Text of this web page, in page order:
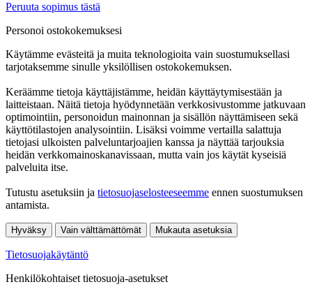
Peruuta sopimus tästä
Personoi ostokokemuksesi
Käytämme evästeitä ja muita teknologioita vain suostumuksellasi
tarjotaksemme sinulle yksilöllisen ostokokemuksen.
Keräämme tietoja käyttäjistämme, heidän käyttäytymisestään ja
laitteistaan. Näitä tietoja hyödynnetään verkkosivustomme jatkuvaan
optimointiin, personoidun mainonnan ja sisällön näyttämiseen sekä
käyttötilastojen analysointiin. Lisäksi voimme vertailla salattuja
tietojasi ulkoisten palveluntarjoajien kanssa ja näyttää tarjouksia
heidän verkkomainoskanavissaan, mutta vain jos käytät kyseisiä
palveluita itse.
Tutustu asetuksiin ja tietosuojaselosteeseemme ennen suostumuksen
antamista.
Hyväksy Vain välttämättömät Mukauta asetuksia
Tietosuojakäytäntö
Henkilökohtaiset tietosuoja-asetukset